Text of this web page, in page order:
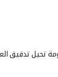
تحيل تدقيق